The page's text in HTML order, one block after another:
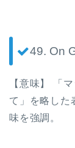
49. On
【意味】 「
て」を略した
味を強調。